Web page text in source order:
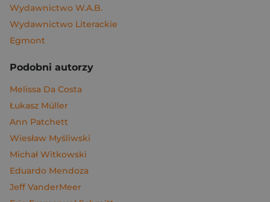
Wydawnictwo W.A.B.
Wydawnictwo Literackie
Egmont
Podobni autorzy
Melissa Da Costa
Łukasz Müller
Ann Patchett
Wiesław Myśliwski
Michał Witkowski
Eduardo Mendoza
Jeff VanderMeer